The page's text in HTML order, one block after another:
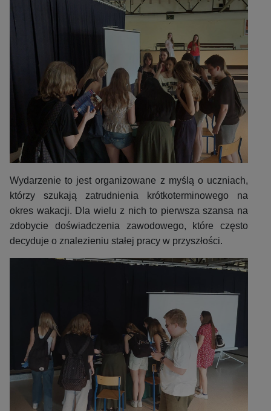
Wydarzenie to jest organizowane z myślą o uczniach,
którzy szukają zatrudnienia krótkoterminowego na
okres wakacji. Dla wielu z nich to pierwsza szansa na
zdobycie doświadczenia zawodowego, które często
decyduje o znalezieniu stałej pracy w przyszłości.